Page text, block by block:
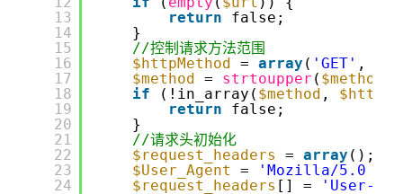
13
14
15
16
17
18
19
20
21
22
23
24
return
false;
}
//控制请求方法范围
$httpMethod
= array ( 'GET' ,
$method
= strtoupper ( $method
if
(!in_array( $method ,
return
false;
}
//请求头初始化
$request_headers
= array ();
$User_Agent
=
'Mozilla/5.0
$request_headers [] =
'User-